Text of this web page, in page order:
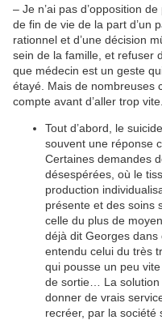
– Je n’ai pas d’opposition
de fin de vie de la part d’un
rationnel et d’une décision
sein de la famille, et refuser
que médecin est un geste
étayé. Mais de nombreuses
compte avant d’aller trop vite.
Tout d’abord, le
souvent une réponse
Certaines demandes
désespérées, où le
production
présente et des soins
celle du plus de
déjà dit Georges
entendu celui du très
qui pousse un peu
de sortie… La solution
donner de vrais
recréer, par la société